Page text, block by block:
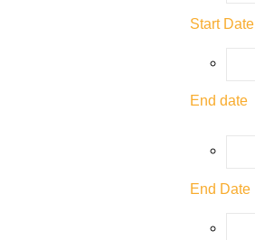
Start Date
End date
End Date